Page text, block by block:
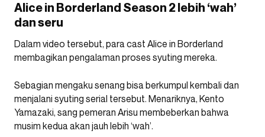
Alice in Borderland Season 2 lebih ‘wah’
dan seru
Dalam video tersebut, para cast Alice in Borderland
membagikan pengalaman proses syuting mereka.
Sebagian mengaku senang bisa berkumpul kembali dan
menjalani syuting serial tersebut. Menariknya, Kento
Yamazaki, sang pemeran Arisu membeberkan bahwa
musim kedua akan jauh lebih ‘wah’.